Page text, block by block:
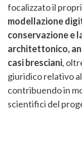
focalizzato il
modellazione
conservazione e
architettonico,
casi bresciani,
giuridico relativo
contribuendo in
scientifici del